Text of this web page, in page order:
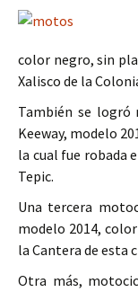
color negro, sin
Xalisco de la
También se logró
Keeway, modelo
la cual fue robada
Tepic.
Una tercera
modelo 2014,
la Cantera de esta
Otra más,